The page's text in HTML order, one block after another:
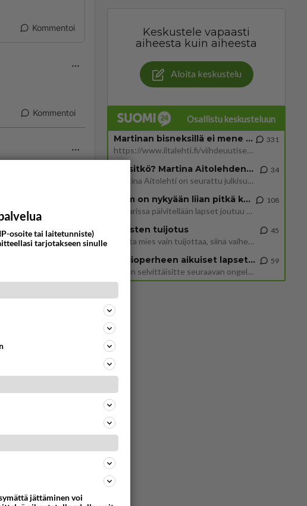
Kommentoi
Kommentoi
Keskustele vapaasti
aiheesta kuin aiheesta
Aloita keskustelu
Osallistu keskusteluun
Martinan bisneksillä ei mene hyvin
https://www.iltalehti.fi/viihdeuutiset/a/c46da6ab-340f-4790-aaa7-0865eed2336 Yrityksen konkurssihakemus on tullut kärä
331
Tiesitkö? Martina Aitolehden isäpuoli on tämä suosittu laulaja
Martina Aitolehti on seurattu julkisuuden henkilö. Lähipiiriin mahtuu muitakin tunnettuja henkilöitä. Tiesitkö, että Ma
34
2 km on nykyään liian pitkä koulumatka
Hesarissa päivitellään lapset joutuu nyt kulkemaan 2 km kouluun jösses. Ruostefillarilla tuo matka menee vaikka miten äk
108
Miesten tuijotus
Mutta mies vain tuijottaa, siinä vaiheessa käännän itse pään pois. Mikä juttu? Yleensä jos joku tuijottaa tai katsoo, hä
45
Uusioperheen aikuiset lapset tyhjentää jääkaapin käydessään
Miten selvittäisitte seuraavan ongelman, meillä on uusioperhe, minulla teini-ikäiset lapset ja puolisolla aikuiset, jotk
59
osoite tai laitetunniste)
tarjotakseen sinulle
jättäminen voi